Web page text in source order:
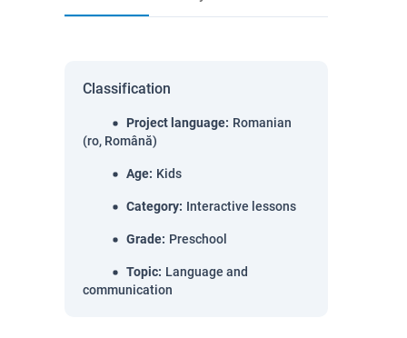
Classification
Project language: Romanian
(ro, Română)
Age: Kids
Category: Interactive lessons
Grade: Preschool
Topic: Language and
communication